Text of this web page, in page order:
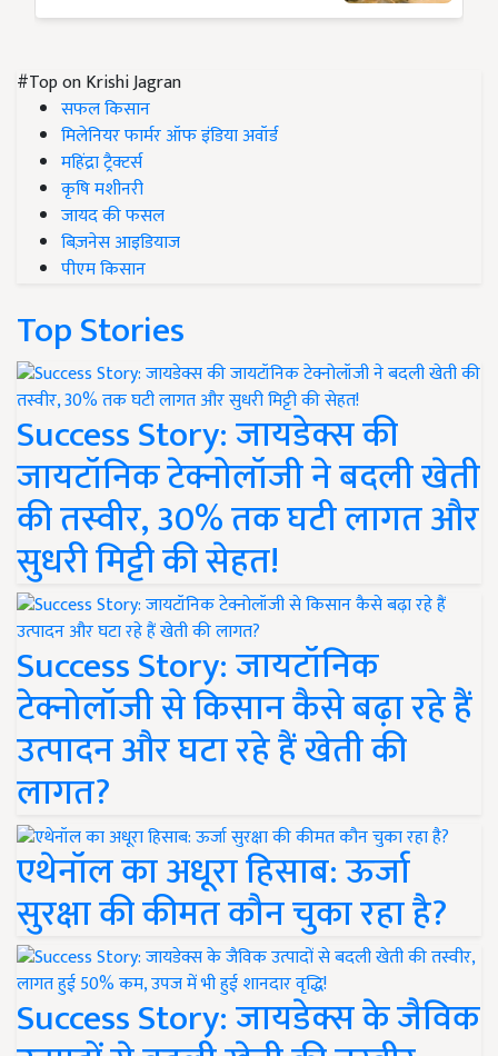
#Top on Krishi Jagran
सफल किसान
मिलेनियर फार्मर ऑफ इंडिया अवॉर्ड
महिंद्रा ट्रैक्टर्स
कृषि मशीनरी
जायद की फसल
बिज़नेस आइडियाज
पीएम किसान
Top Stories
Success Story: जायडेक्स की
जायटॉनिक टेक्नोलॉजी ने बदली खेती
की तस्वीर, 30% तक घटी लागत और
सुधरी मिट्टी की सेहत!
Success Story: जायटॉनिक
टेक्नोलॉजी से किसान कैसे बढ़ा रहे हैं
उत्पादन और घटा रहे हैं खेती की
लागत?
एथेनॉल का अधूरा हिसाब: ऊर्जा
सुरक्षा की कीमत कौन चुका रहा है?
Success Story: जायडेक्स के जैविक